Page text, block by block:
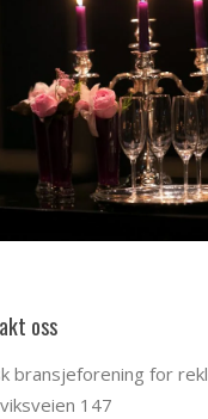
oss
bransjeforening for
147